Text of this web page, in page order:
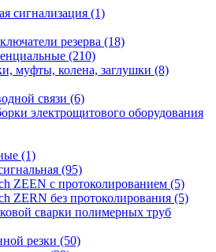
сигнализация (1)
резерва (18)
(210)
муфты, колена, заглушки (8)
связи (6)
электрощитового оборудования
(1)
(95)
ZEEN c протоколированием (5)
ZERN без протоколирования (5)
сварки полимерных труб
резки (50)